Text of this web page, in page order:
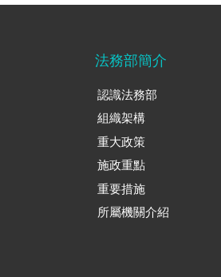
法務部簡介
認識法務部
組織架構
重大政策
施政重點
重要措施
所屬機關介紹